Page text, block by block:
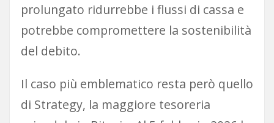
prolungato ridurrebbe i flussi di cassa e
potrebbe compromettere la sostenibilità
del debito.
Il caso più emblematico resta però quello
di Strategy, la maggiore tesoreria